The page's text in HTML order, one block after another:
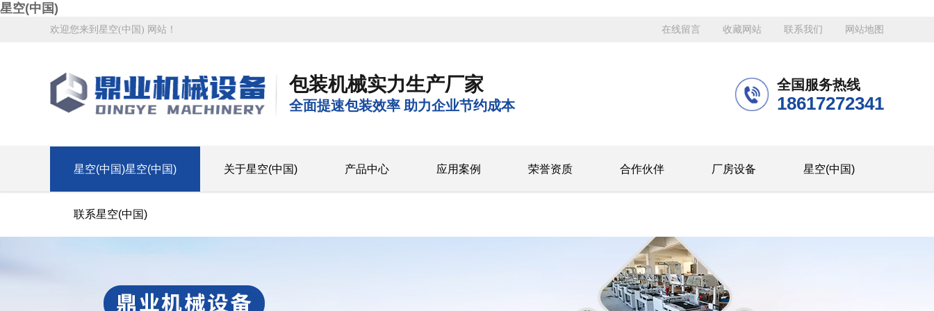
星空(中国)
在线留言 收藏网站 联系我们 网站地图
欢迎您来到星空(中国) 网站！
包装机械实力生产厂家
全面提速包装效率 助力企业节约成本
全国服务热线
18617272341
星空(中国)星空(中国) 关于星空(中国) 产品中心 应用案例 荣誉资质 合作伙伴 厂房设备 星空(中国)
联系星空(中国)